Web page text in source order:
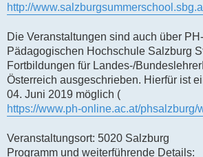
http://
Die Veranstaltungen sind auch über
Pädagogischen Hochschule Salzburg
Fortbildungen für Landes-/
Österreich ausgeschrieben. Hierfür ist
04. Juni 2019 möglich (
https://www.ph-online.ac.at/phsalzburg/
Veranstaltungsort: 5020 Salzburg
Programm und weiterführende Details: